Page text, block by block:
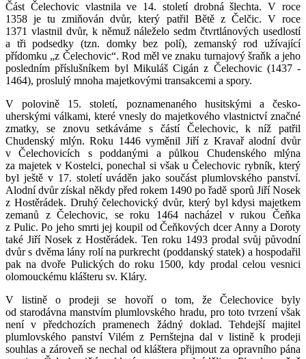
Část Čelechovic vlastnila ve 14. století drobná šlechta. V roce
1358 je tu zmiňován dvůr, který patřil Bětě z Čelčic. V roce
1371 vlastnil dvůr, k němuž náleželo sedm čtvrtlánových usedlostí
a tři podsedky (tzn. domky bez polí), zemanský rod užívající
přídomku „z Čelechovic“. Rod měl ve znaku turnajový šraňk a jeho
posledním příslušníkem byl Mikuláš Cigán z Čelechovic (1437 -
1464), proslulý mnoha majetkovými transakcemi a spory.
V polovině 15. století, poznamenaného husitskými a česko-
uherskými válkami, které vnesly do majetkového vlastnictví značné
zmatky, se znovu setkáváme s částí Čelechovic, k níž patřil
Chudenský mlýn. Roku 1446 vyměnil Jiří z Kravař alodní dvůr
v Čelechovicích s poddanými a půlkou Chudenského mlýna
za majetek v Kostelci, ponechal si však u Čelechovic rybník, který
byl ještě v 17. století uváděn jako součást plumlovského panství.
Alodní dvůr získal někdy před rokem 1490 po řadě sporů Jiří Nosek
z Hostěrádek. Druhý čelechovický dvůr, který byl kdysi majetkem
zemanů z Čelechovic, se roku 1464 nacházel v rukou Čeňka
z Pulic. Po jeho smrti jej koupil od Čeňkových dcer Anny a Doroty
také Jiří Nosek z Hostěrádek. Ten roku 1493 prodal svůj původní
dvůr s dvěma lány rolí na purkrecht (poddanský statek) a hospodařil
pak na dvoře Pulických do roku 1500, kdy prodal celou vesnici
olomouckému klášteru sv. Kláry.
V listině o prodeji se hovoří o tom, že Čelechovice byly
od starodávna manstvím plumlovského hradu, pro toto tvrzení však
není v předchozích pramenech žádný doklad. Tehdejší majitel
plumlovského panství Vilém z Pernštejna dal v listině k prodeji
souhlas a zároveň se nechal od kláštera přijmout za opravního pána